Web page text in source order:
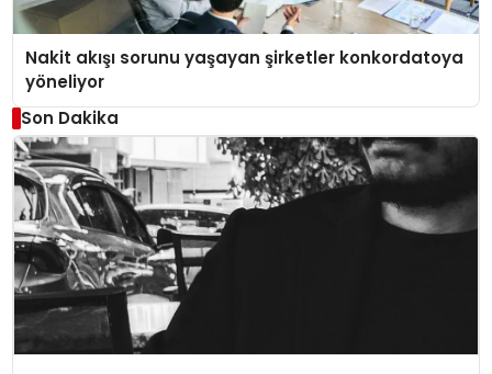
Nakit akışı sorunu yaşayan şirketler konkordatoya
yöneliyor
Son Dakika